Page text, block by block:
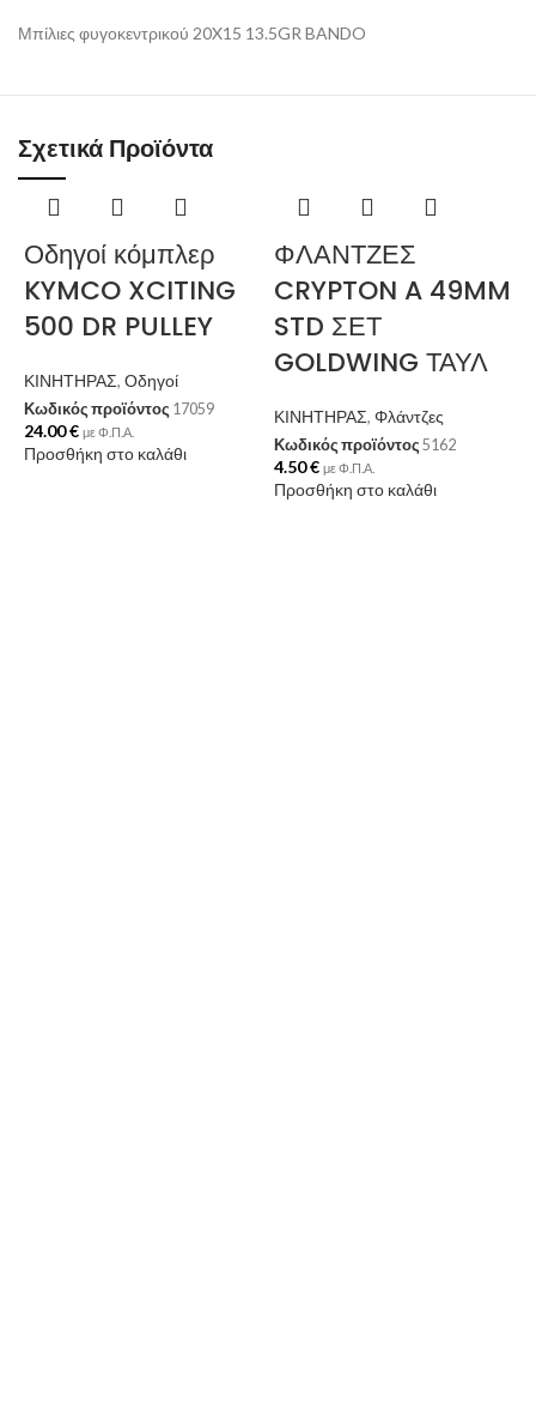
Μπίλιες φυγοκεντρικού 20X15 13.5GR BANDO
Σχετικά Προϊόντα
Οδηγοί κόμπλερ
KYMCO XCITING
500 DR PULLEY
ΚΙΝΗΤΗΡΑΣ, Οδηγοί
Κωδικός προϊόντος 17059
24.00€ με Φ.Π.Α.
Προσθήκη στο καλάθι
ΦΛΑΝΤΖΕΣ
CRYPTON A 49MM
STD ΣΕΤ
GOLDWING ΤΑΥΛ
ΚΙΝΗΤΗΡΑΣ, Φλάντζες
Κωδικός προϊόντος 5162
4.50€ με Φ.Π.Α.
Προσθήκη στο καλάθι